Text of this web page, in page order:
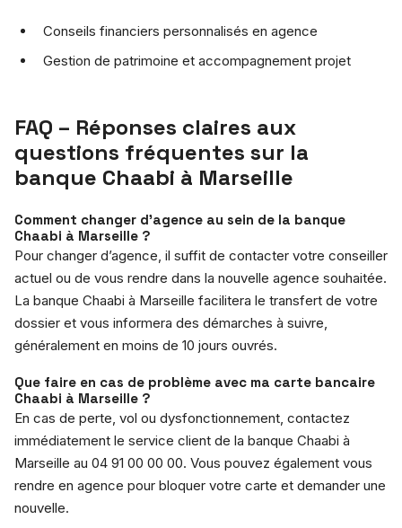
Conseils financiers personnalisés en agence
Gestion de patrimoine et accompagnement projet
FAQ – Réponses claires aux
questions fréquentes sur la
banque Chaabi à Marseille
Comment changer d’agence au sein de la banque
Chaabi à Marseille ?
Pour changer d’agence, il suffit de contacter votre conseiller
actuel ou de vous rendre dans la nouvelle agence souhaitée.
La banque Chaabi à Marseille facilitera le transfert de votre
dossier et vous informera des démarches à suivre,
généralement en moins de 10 jours ouvrés.
Que faire en cas de problème avec ma carte bancaire
Chaabi à Marseille ?
En cas de perte, vol ou dysfonctionnement, contactez
immédiatement le service client de la banque Chaabi à
Marseille au 04 91 00 00 00. Vous pouvez également vous
rendre en agence pour bloquer votre carte et demander une
nouvelle.